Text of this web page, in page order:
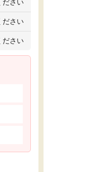
ださい
ださい
ださい